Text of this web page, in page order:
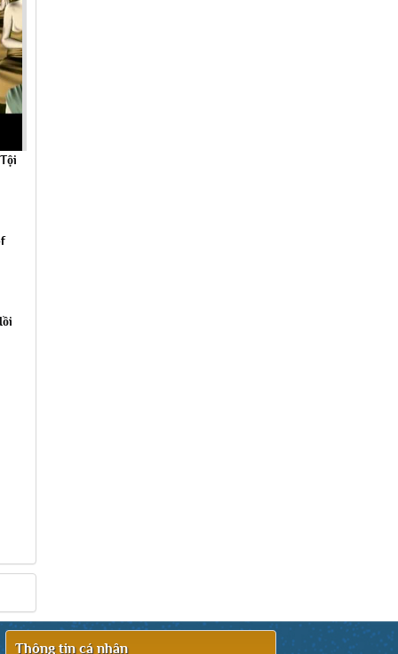
Thông tin cá nhân